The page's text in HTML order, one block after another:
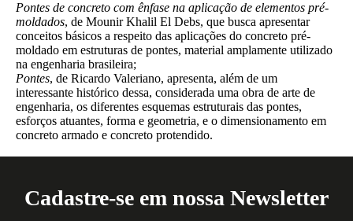
Pontes de concreto com ênfase na aplicação de elementos pré-
moldados, de Mounir Khalil El Debs, que busca apresentar
conceitos básicos a respeito das aplicações do concreto pré-
moldado em estruturas de pontes, material amplamente utilizado
na engenharia brasileira;
Pontes, de Ricardo Valeriano, apresenta, além de um
interessante histórico dessa, considerada uma obra de arte de
engenharia, os diferentes esquemas estruturais das pontes,
esforços atuantes, forma e geometria, e o dimensionamento em
concreto armado e concreto protendido.
Cadastre-se em nossa Newsletter